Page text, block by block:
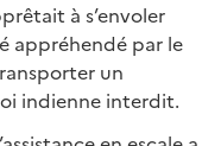
à s’envoler
appréhendé par le
un
indienne interdit.